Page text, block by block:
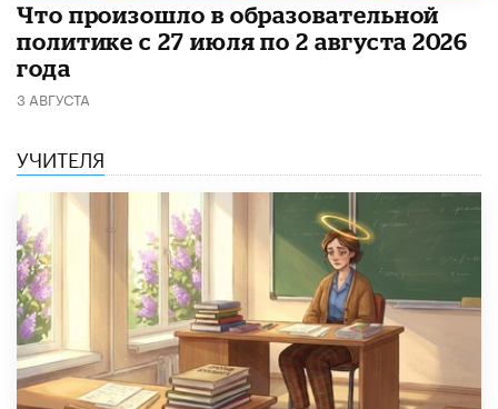
​Что произошло в образовательной
политике с 27 июля по 2 августа 2026
года
3 АВГУСТА
УЧИТЕЛЯ